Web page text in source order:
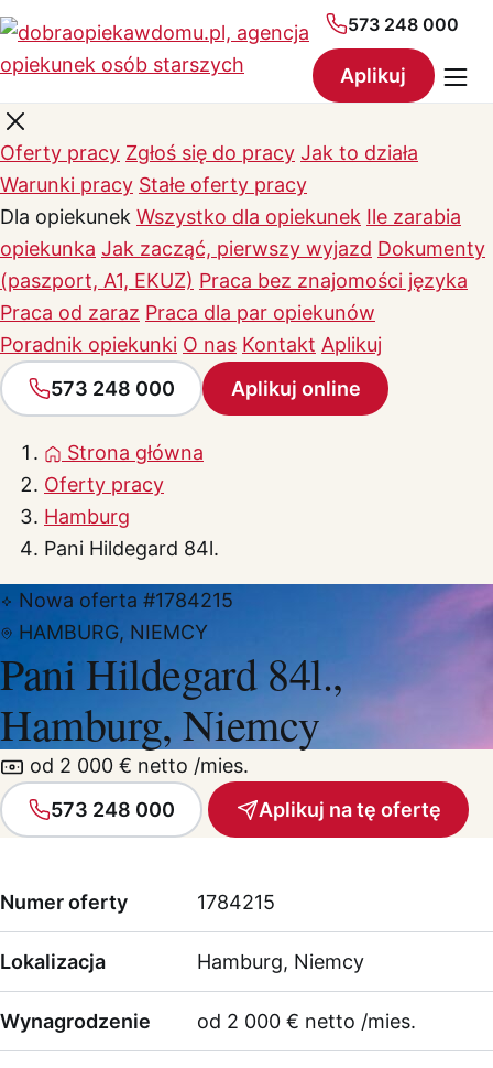
573 248 000
Aplikuj
Oferty pracy Zgłoś się do pracy Jak to działa
Warunki pracy Stałe oferty pracy
Dla opiekunek Wszystko dla opiekunek Ile zarabia
opiekunka Jak zacząć, pierwszy wyjazd Dokumenty
(paszport, A1, EKUZ) Praca bez znajomości języka
Praca od zaraz Praca dla par opiekunów
Poradnik opiekunki O nas Kontakt Aplikuj
573 248 000
Aplikuj online
Strona główna
Oferty pracy
Hamburg
Pani Hildegard 84l.
Nowa oferta #1784215
HAMBURG, NIEMCY
Pani Hildegard 84l.,
Hamburg, Niemcy
od 2 000 € netto /mies.
573 248 000
Aplikuj na tę ofertę
Numer oferty 1784215
Lokalizacja Hamburg, Niemcy
Wynagrodzenie od 2 000 € netto /mies.